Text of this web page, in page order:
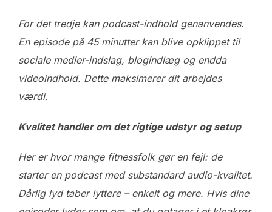
For det tredje kan podcast-indhold genanvendes.
En episode på 45 minutter kan blive opklippet til
sociale medier-indslag, blogindlæg og endda
videoindhold. Dette maksimerer dit arbejdes
værdi.
Kvalitet handler om det rigtige udstyr og setup
Her er hvor mange fitnessfolk gør en fejl: de
starter en podcast med substandard audio-kvalitet.
Dårlig lyd taber lyttere – enkelt og mere. Hvis dine